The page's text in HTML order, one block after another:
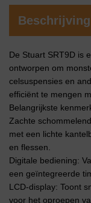
Beschrijving
De Stuart SRT9D is
ontworpen om
celsuspensies en
efficiënt te mengen
Belangrijkste
Zachte
met een lichte
en flessen.
Digitale bediening:
een geïntegreerde
LCD-display: Toont
voor het oproepen